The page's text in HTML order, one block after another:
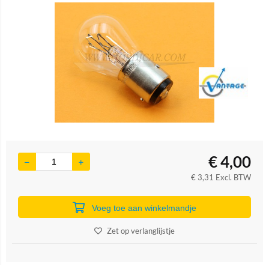
Brand
€4,00
€ 3,31 Excl. BTW
Voeg toe aan winkelmandje
Zet op verlanglijstje